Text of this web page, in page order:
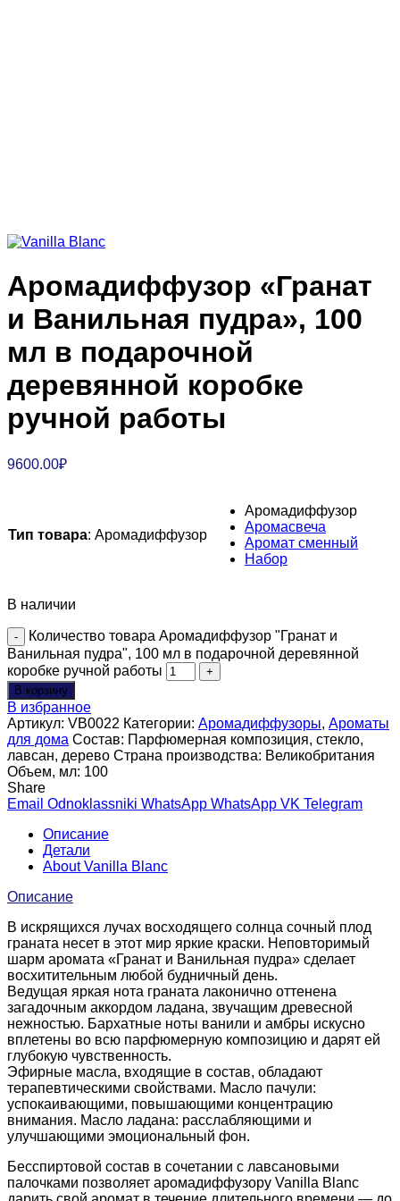
Аромадиффузор «Гранат
и Ванильная пудра», 100
мл в подарочной
деревянной коробке
ручной работы
9600.00₽
Тип товара: Аромадиффузор
Аромадиффузор
Аромасвеча
Аромат сменный
Набор
В наличии
Количество товара Аромадиффузор "Гранат и
Ванильная пудра", 100 мл в подарочной деревянной
коробке ручной работы
В корзину
В избранное
Артикул: VB0022 Категории: Аромадиффузоры, Ароматы
для дома Состав: Парфюмерная композиция, стекло,
лавсан, дерево Страна производства: Великобритания
Объем, мл: 100
Share
Email Odnoklassniki WhatsApp WhatsApp VK Telegram
Описание
Детали
About Vanilla Blanc
Описание
В искрящихся лучах восходящего солнца сочный плод
граната несет в этот мир яркие краски. Неповторимый
шарм аромата «Гранат и Ванильная пудра» сделает
восхитительным любой будничный день.
Ведущая яркая нота граната лаконично оттенена
загадочным аккордом ладана, звучащим древесной
нежностью. Бархатные ноты ванили и амбры искусно
вплетены во всю парфюмерную композицию и дарят ей
глубокую чувственность.
Эфирные масла, входящие в состав, обладают
терапевтическими свойствами. Масло пачули:
успокаивающими, повышающими концентрацию
внимания. Масло ладана: расслабляющими и
улучшающими эмоциональный фон.
Бесспиртовой состав в сочетании с лавсановыми
палочками позволяет аромадиффузору Vanilla Blanc